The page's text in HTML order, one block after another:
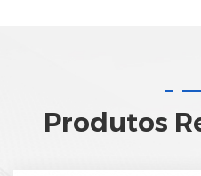
Produtos